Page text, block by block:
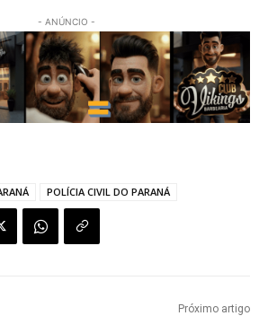
- ANÚNCIO -
POLÍCIA CIVIL DO PARANÁ
Próximo artigo